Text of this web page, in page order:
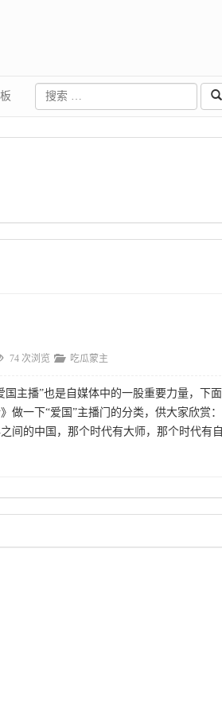
74 次浏览 吃瓜蒙主
主播”也是自媒体中的一股重要力量，下面
做一下“爱国”主播门的分类，供大家欣赏：
间的中国，那个时代有大师，那个时代有自